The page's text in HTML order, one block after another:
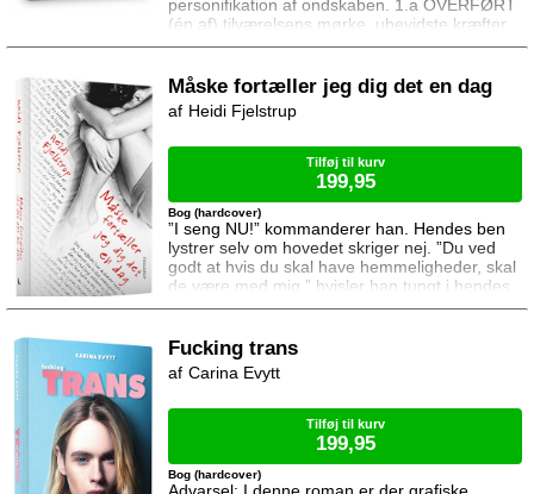
personifikation af ondskaben. 1.a OVERFØRT
(én af) tilværelsens mørke, ubevidste kræfter,
drifterne. (Den Danske Ordbog) Vi har alle
end andre. Nogle sindslidende lever i en
tusmørkezone, hvor virkeligheden flettes så
tæt sammen med hallucinationer at dæmoner
Måske fortæller jeg dig det en dag
”I seng NU!” kommanderer han. Hendes ben
lystrer selv om hovedet skriger nej. ”Du ved
godt at hvis du skal have hemmeligheder, skal
de være med mig,” hvisler han tungt i hendes
øre da hun passerer ham. Fugten fra hans
ørepiercingerne til at føles som syle. Det
skyder en klam fornemmelse gennem hendes
krop som ikke vil gå væk, selv længe efter at
Bog (hardcover)
Heidi Fjelstrup
Tilføj til kurv
199,95
Fucking trans
Bog (hardcover)
Carina Evytt
Tilføj til kurv
199,95